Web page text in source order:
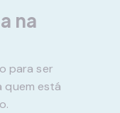
na
para ser
quem está